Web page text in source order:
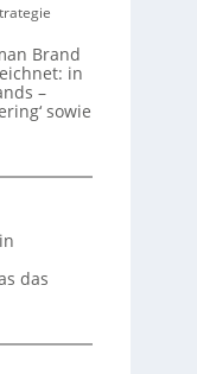
Brand
in
–
sowie
das